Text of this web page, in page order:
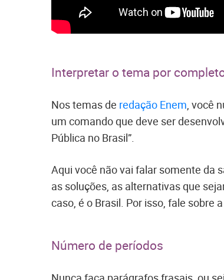
Interpretar o tema por
Nos temas de redação Enem, você
um comando que deve ser
Pública no Brasil”.
Aqui você não vai falar somente da
as soluções, as alternativas que
caso, é o Brasil. Por isso, fale sobre
Número de períodos